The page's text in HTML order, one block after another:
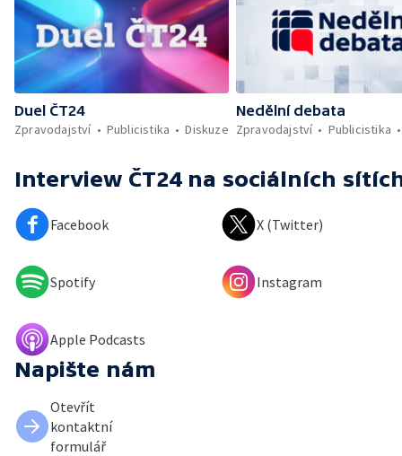
Duel ČT24
Zpravodajství
Publicistika Diskuze
Nedělní debata
Zpravodajství
Publicistika
Interview ČT24 na sociálních
Facebook X (Twitter)
Spotify Instagram
Apple Podcasts
Napište nám
Otevřít
kontaktní
formulář